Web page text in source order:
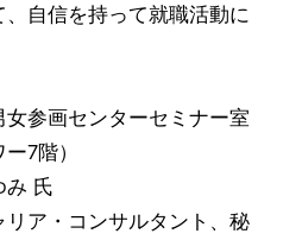
自信を持って就職活動に
画センターセミナー室
7階）
氏
コンサルタント、秘